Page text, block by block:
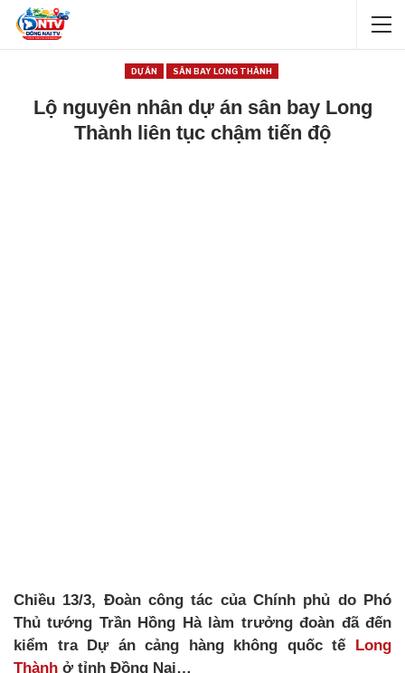
DỰ ÁN SÂN BAY LONG THÀNH
Lộ nguyên nhân dự án sân bay Long
Thành liên tục chậm tiến độ
Chiều 13/3, Đoàn công tác của Chính phủ do Phó
Thủ tướng Trần Hồng Hà làm trưởng đoàn đã đến
kiểm tra Dự án cảng hàng không quốc tế Long
Thành ở tỉnh Đồng Nai…